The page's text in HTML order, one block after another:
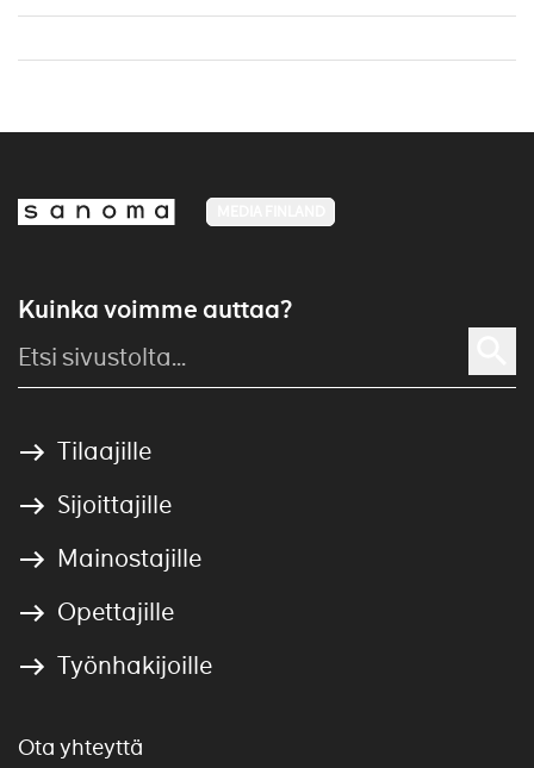
Kuinka voimme auttaa?
Tilaajille
Sijoittajille
Mainostajille
Opettajille
Työnhakijoille
Ota yhteyttä